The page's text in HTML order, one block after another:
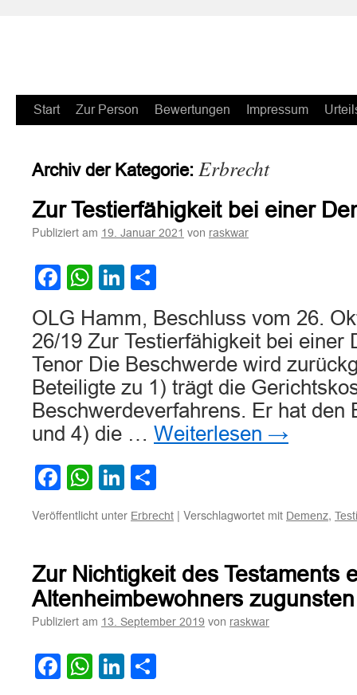
Zum
springen
Start Zur Person Bewertungen Impressum
Archiv der Kategorie: Erbrecht
Zur Testierfähigkeit bei einer
Publiziert am 19. Januar 2021 von raskwar
Facebook
WhatsApp
LinkedIn
OLG Hamm, Beschluss vom 26.
26/19 Zur Testierfähigkeit bei einer
Tenor Die Beschwerde wird
Beteiligte zu 1) trägt die
Beschwerdeverfahrens. Er hat den
und 4) die … Weiterlesen →
Facebook
WhatsApp
LinkedIn
Veröffentlicht unter Erbrecht | Verschlagwortet mit Demenz,
Zur Nichtigkeit des Testaments
Altenheimbewohners
Publiziert am 13. September 2019 von raskwar
Facebook
WhatsApp
LinkedIn